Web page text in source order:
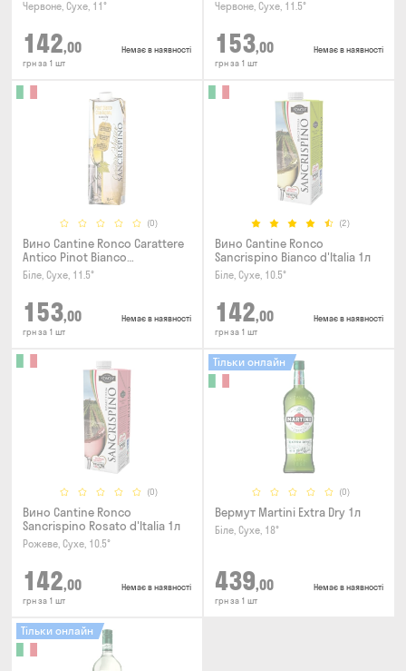
Червоне, Сухе, 11°
142,00
грн за 1 шт
Немає в наявності
Червоне, Сухе, 11.5°
153,00
грн за 1 шт
Немає в наявності
(0)
Вино Cantine Ronco Carattere
Antico Pinot Bianco
Chardonnay Rubicone IGT 1л
Біле, Сухе, 11.5°
153,00
грн за 1 шт
Немає в наявності
(2)
Вино Cantine Ronco
Sancrispino Bianco d'Italia 1л
Біле, Сухе, 10.5°
142,00
грн за 1 шт
Немає в наявності
(0)
Вино Cantine Ronco
Sancrispino Rosato d'Italia 1л
Рожеве, Сухе, 10.5°
142,00
грн за 1 шт
Немає в наявності
(0)
Тільки онлайн
Вермут Martini Extra Dry 1л
Біле, Сухе, 18°
439,00
грн за 1 шт
Немає в наявності
Тільки онлайн